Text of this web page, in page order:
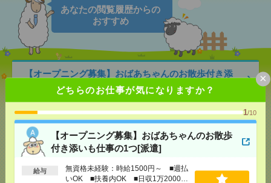
どちらのお仕事が気になりますか？
1/10
【オープニング募集】おばあちゃんのお散歩
付き添いも仕事の1つ[派遣]
給与
無資格未経験：時給1500円～ ■週払
いOK ■扶養内OK ■日収1万2000円
×
あなたの閲覧履歴からの
おすすめ
【オープニング募集】おばあちゃんのお散歩付き添
いも仕事の1つ[派遣]
[給 与]無資格未経験：時給1500円～ ■週払い
OK ■扶養内OK ■日収1万2000円以上
[交通費]
交通費全額支給
[勤務地]
巣鴨駅 /目白駅 / 北池袋駅 / …
気になる！
1800円＊＜12月まで＞50代以上も活躍中！健康診断